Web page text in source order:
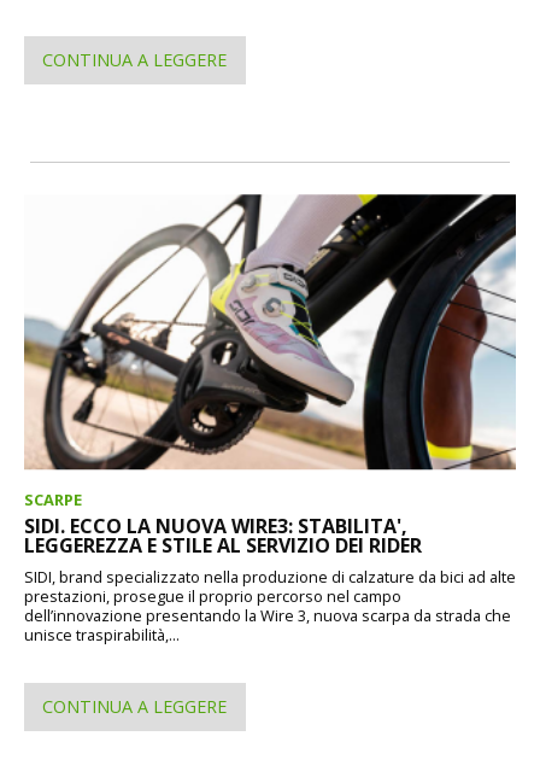
CONTINUA A LEGGERE
SCARPE
SIDI. ECCO LA NUOVA WIRE3: STABILITA',
LEGGEREZZA E STILE AL SERVIZIO DEI RIDER
SIDI, brand specializzato nella produzione di calzature da bici ad alte
prestazioni, prosegue il proprio percorso nel campo
dell’innovazione presentando la Wire 3, nuova scarpa da strada che
unisce traspirabilità,...
CONTINUA A LEGGERE